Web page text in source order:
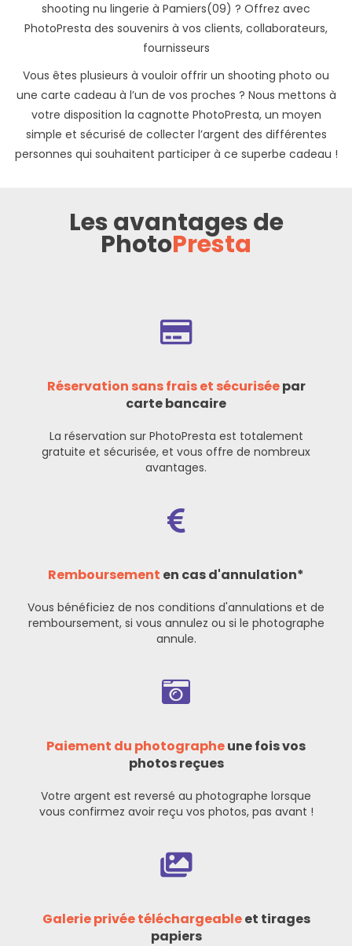
shooting nu lingerie à Pamiers(09) ? Offrez avec
PhotoPresta des souvenirs à vos clients, collaborateurs,
fournisseurs
Vous êtes plusieurs à vouloir offrir un shooting photo ou
une carte cadeau à l’un de vos proches ? Nous mettons à
votre disposition la cagnotte PhotoPresta, un moyen
simple et sécurisé de collecter l’argent des différentes
personnes qui souhaitent participer à ce superbe cadeau !
Les avantages de
PhotoPresta
Réservation sans frais et sécuriséepar
carte bancaire
La réservation sur PhotoPresta est totalement
gratuite et sécurisée, et vous offre de nombreux
avantages.
Remboursement en cas d'annulation*
Vous bénéficiez de nos conditions d'annulations et de
remboursement, si vous annulez ou si le photographe
annule.
Paiement du photographeune fois vos
photos reçues
Votre argent est reversé au photographe lorsque
vous confirmez avoir reçu vos photos, pas avant !
Galerie privée téléchargeableet tirages
papiers